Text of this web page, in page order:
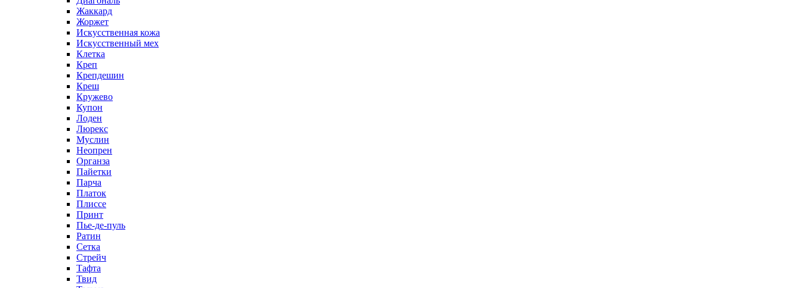
Жаккард
Жоржет
Искусственная кожа
Искусственный мех
Клетка
Креп
Крепдешин
Креш
Кружево
Купон
Лоден
Люрекс
Муслин
Неопрен
Органза
Пайетки
Парча
Платок
Плиссе
Принт
Пье-де-пуль
Ратин
Сетка
Стрейч
Тафта
Твид